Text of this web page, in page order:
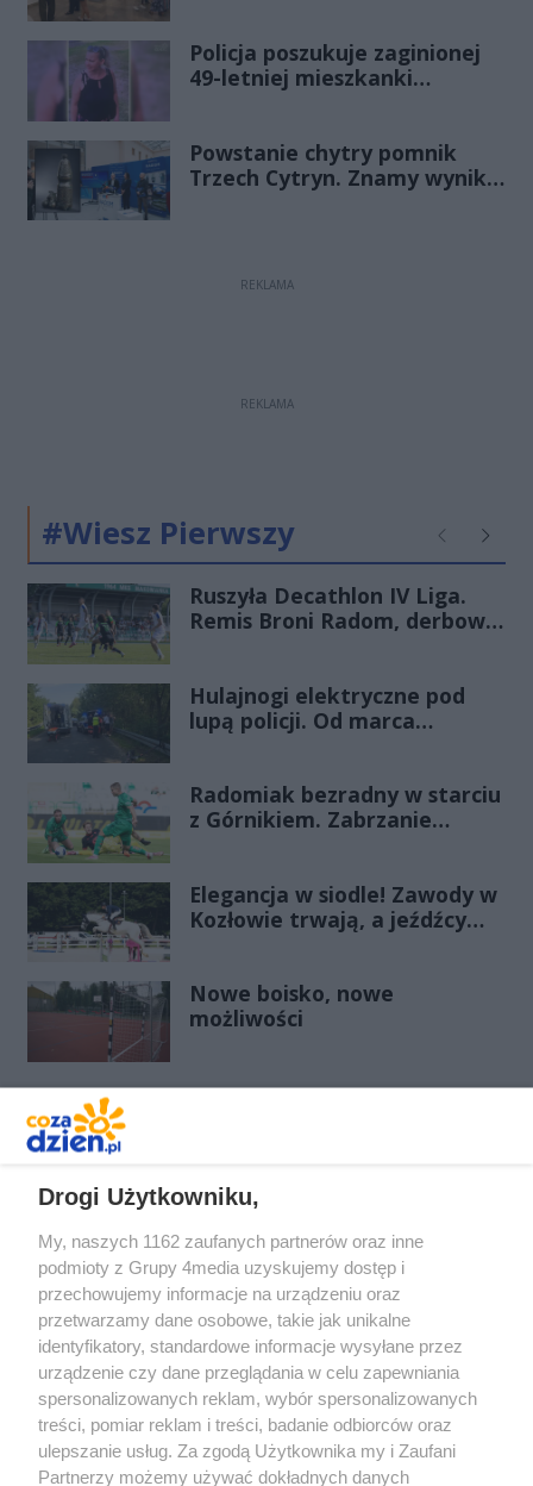
Policja poszukuje zaginionej
49-letniej mieszkanki
Powstanie chytry pomnik
Trzech Cytryn. Znamy wyniki
REKLAMA
REKLAMA
#Wiesz Pierwszy Poprzednie
Ruszyła Decathlon IV Liga.
Remis Broni Radom, derbowa
Hulajnogi elektryczne pod
lupą policji. Od marca
Radomiak bezradny w starciu
z Górnikiem. Zabrzanie
Elegancja w siodle! Zawody w
Kozłowie trwają, a jeźdźcy
Nowe boisko, nowe
możliwości
Redakcja Reklama Prywatność
Praca Łódź
the:protocol
Drogi Użytkowniku,
My, naszych 1162 zaufanych partnerów oraz inne
podmioty z Grupy 4media uzyskujemy dostęp i
przechowujemy informacje na urządzeniu oraz
przetwarzamy dane osobowe, takie jak unikalne
identyfikatory, standardowe informacje wysyłane przez
urządzenie czy dane przeglądania w celu zapewniania
spersonalizowanych reklam, wybór spersonalizowanych
treści, pomiar reklam i treści, badanie odbiorców oraz
ulepszanie usług. Za zgodą Użytkownika my i Zaufani
Partnerzy możemy używać dokładnych danych